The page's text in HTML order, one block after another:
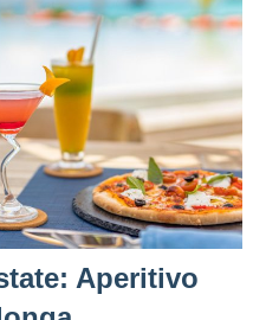
Aperitivo